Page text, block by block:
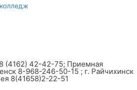
(4162) 42-42-75; Приемная
8-968-246-50-15 ; г. Райчихинск
8(41658)2-22-51